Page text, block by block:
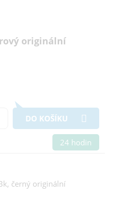
originální
DO KOŠÍKU
24 hodin